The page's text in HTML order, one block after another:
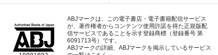
ABJマークは、この電子書店・電子書籍配信サービス
が、著作権者からコンテンツ使用許諾を得た正規版配
信サービスであることを示す登録商標（登録番号 第
6091713号）です。
ABJマークの詳細、ABJマークを掲示しているサービス